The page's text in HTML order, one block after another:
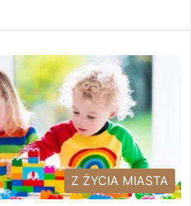
Z ŻYCIA MIASTA